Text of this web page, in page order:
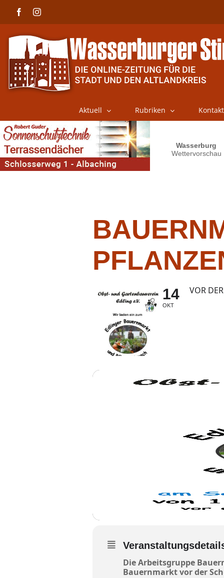
FacebookInstagram
Aktuell Rubriken Kontakt
14
OKT
VOR
Die Arbeitsgruppe
Bauernmarkt vor der